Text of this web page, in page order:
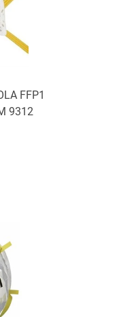
FFP1
9312